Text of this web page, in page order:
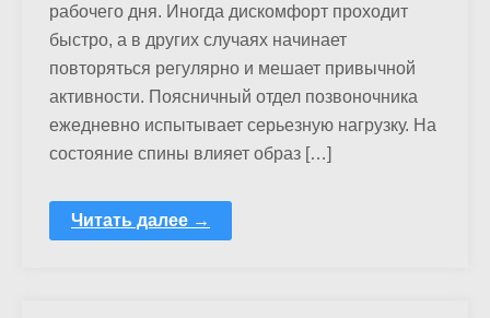
рабочего дня. Иногда дискомфорт проходит
быстро, а в других случаях начинает
повторяться регулярно и мешает привычной
активности. Поясничный отдел позвоночника
ежедневно испытывает серьезную нагрузку. На
состояние спины влияет образ […]
Читать далее →